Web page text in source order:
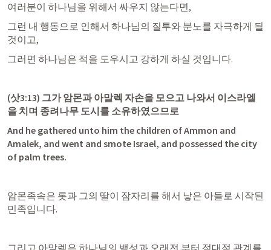
여러분이 하나님을 위해서 싸우지 않는다면,
그런 내 행동으로 인해서 하나님의 질투와 분노를 자극하게 될
것이고,
그러면 하나님은 적을 도우시고 강하게 하실 것입니다.
(삿3:13) 그가 암몬과 아말렉 자손을 모으고 나와서 이스라엘
을 치며 종려나무 도시를 소유하였으므로
And he gathered unto him the children of Ammon and
Amalek, and went and smote Israel, and possessed the city
of palm trees.
암몬족속은 롯과 그의 딸이 잠자리를 해서 낳은 아들로 시작된
민족입니다.
그리고 아말렉은 하나님의 백성과 오래전 부터 적대적 관계를